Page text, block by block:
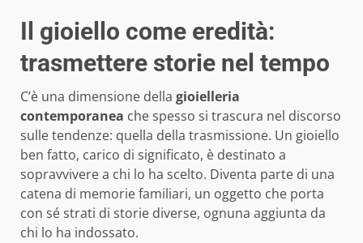
Il gioiello come eredità:
trasmettere storie nel tempo
C’è una dimensione della gioielleria
contemporanea che spesso si trascura nel discorso
sulle tendenze: quella della trasmissione. Un gioiello
ben fatto, carico di significato, è destinato a
sopravvivere a chi lo ha scelto. Diventa parte di una
catena di memorie familiari, un oggetto che porta
con sé strati di storie diverse, ognuna aggiunta da
chi lo ha indossato.